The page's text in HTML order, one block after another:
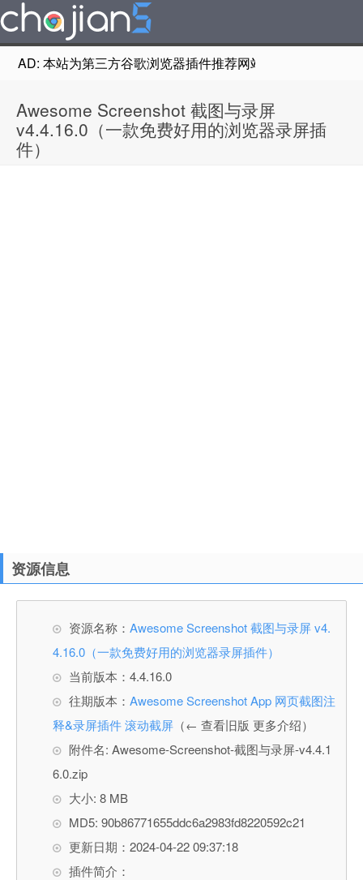
AD: 本站为第三方谷歌浏览器插件推荐网站，非Google
Awesome Screenshot 截图与录屏
v4.4.16.0（一款免费好用的浏览器录屏插
件）
资源信息
资源名称： Awesome Screenshot 截图与录屏 v4.
4.16.0（一款免费好用的浏览器录屏插件）
当前版本：4.4.16.0
往期版本： Awesome Screenshot App 网页截图注
释&录屏插件 滚动截屏 （← 查看旧版 更多介绍）
附件名: Awesome-Screenshot-截图与录屏-v4.4.1
6.0.zip
大小: 8 MB
MD5: 90b86771655ddc6a2983fd8220592c21
更新日期：2024-04-22 09:37:18
插件简介：